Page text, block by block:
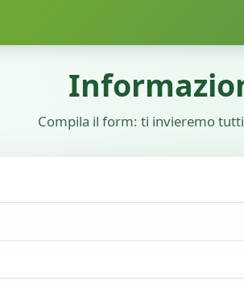
Compila il form: ti invieremo